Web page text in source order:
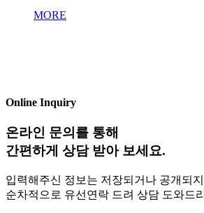
MORE
Online Inquiry
온라인 문의를 통해
간편하게 상담 받아 보세요.
입력해주신 정보는 저장되거나 공개되
순차적으로 유선연락 드려 상담 도와드